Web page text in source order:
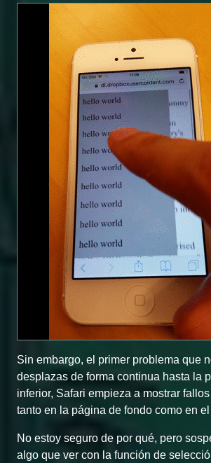
Sin embargo, el primer problema que
desplazas de forma continua hasta la
inferior, Safari empieza a mostrar
tanto en la página de fondo como en
No estoy seguro de por qué, pero
algo que ver con la función de